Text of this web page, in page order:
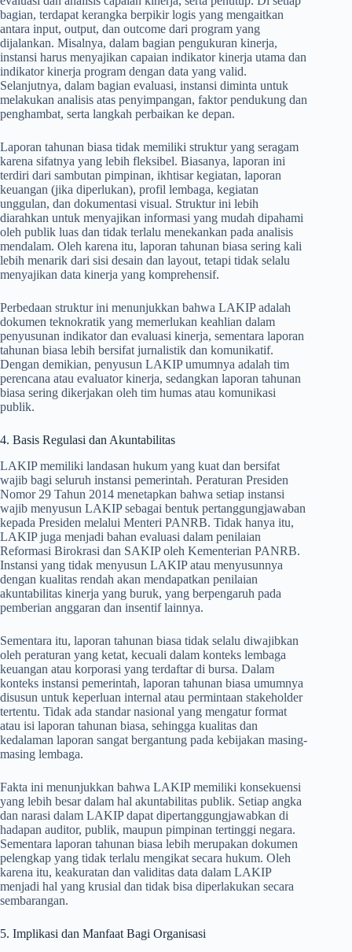
bagian, terdapat kerangka berpikir logis yang mengaitkan
antara input, output, dan outcome dari program yang
dijalankan. Misalnya, dalam bagian pengukuran kinerja,
instansi harus menyajikan capaian indikator kinerja utama dan
indikator kinerja program dengan data yang valid.
Selanjutnya, dalam bagian evaluasi, instansi diminta untuk
melakukan analisis atas penyimpangan, faktor pendukung dan
penghambat, serta langkah perbaikan ke depan.
Laporan tahunan biasa tidak memiliki struktur yang seragam
karena sifatnya yang lebih fleksibel. Biasanya, laporan ini
terdiri dari sambutan pimpinan, ikhtisar kegiatan, laporan
keuangan (jika diperlukan), profil lembaga, kegiatan
unggulan, dan dokumentasi visual. Struktur ini lebih
diarahkan untuk menyajikan informasi yang mudah dipahami
oleh publik luas dan tidak terlalu menekankan pada analisis
mendalam. Oleh karena itu, laporan tahunan biasa sering kali
lebih menarik dari sisi desain dan layout, tetapi tidak selalu
menyajikan data kinerja yang komprehensif.
Perbedaan struktur ini menunjukkan bahwa LAKIP adalah
dokumen teknokratik yang memerlukan keahlian dalam
penyusunan indikator dan evaluasi kinerja, sementara laporan
tahunan biasa lebih bersifat jurnalistik dan komunikatif.
Dengan demikian, penyusun LAKIP umumnya adalah tim
perencana atau evaluator kinerja, sedangkan laporan tahunan
biasa sering dikerjakan oleh tim humas atau komunikasi
publik.
4. Basis Regulasi dan Akuntabilitas
LAKIP memiliki landasan hukum yang kuat dan bersifat
wajib bagi seluruh instansi pemerintah. Peraturan Presiden
Nomor 29 Tahun 2014 menetapkan bahwa setiap instansi
wajib menyusun LAKIP sebagai bentuk pertanggungjawaban
kepada Presiden melalui Menteri PANRB. Tidak hanya itu,
LAKIP juga menjadi bahan evaluasi dalam penilaian
Reformasi Birokrasi dan SAKIP oleh Kementerian PANRB.
Instansi yang tidak menyusun LAKIP atau menyusunnya
dengan kualitas rendah akan mendapatkan penilaian
akuntabilitas kinerja yang buruk, yang berpengaruh pada
pemberian anggaran dan insentif lainnya.
Sementara itu, laporan tahunan biasa tidak selalu diwajibkan
oleh peraturan yang ketat, kecuali dalam konteks lembaga
keuangan atau korporasi yang terdaftar di bursa. Dalam
konteks instansi pemerintah, laporan tahunan biasa umumnya
disusun untuk keperluan internal atau permintaan stakeholder
tertentu. Tidak ada standar nasional yang mengatur format
atau isi laporan tahunan biasa, sehingga kualitas dan
kedalaman laporan sangat bergantung pada kebijakan masing-
masing lembaga.
Fakta ini menunjukkan bahwa LAKIP memiliki konsekuensi
yang lebih besar dalam hal akuntabilitas publik. Setiap angka
dan narasi dalam LAKIP dapat dipertanggungjawabkan di
hadapan auditor, publik, maupun pimpinan tertinggi negara.
Sementara laporan tahunan biasa lebih merupakan dokumen
pelengkap yang tidak terlalu mengikat secara hukum. Oleh
karena itu, keakuratan dan validitas data dalam LAKIP
menjadi hal yang krusial dan tidak bisa diperlakukan secara
sembarangan.
5. Implikasi dan Manfaat Bagi Organisasi